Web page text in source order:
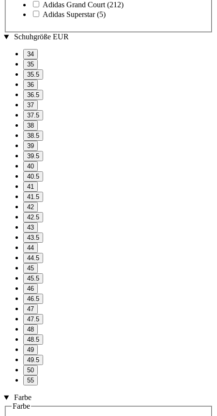
Adidas Grand Court (212)
Adidas Superstar (5)
Schuhgröße EUR
34
35
35.5
36
36.5
37
37.5
38
38.5
39
39.5
40
40.5
41
41.5
42
42.5
43
43.5
44
44.5
45
45.5
46
46.5
47
47.5
48
48.5
49
49.5
50
55
Farbe
Farbe